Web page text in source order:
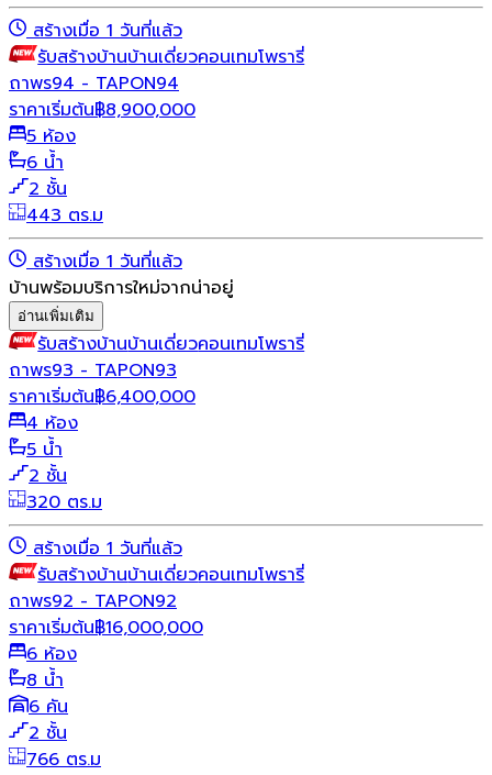
สร้างเมื่อ 1 วันที่แล้ว
รับสร้างบ้านบ้านเดี่ยวคอนเทมโพรารี่
ถาพร94 - TAPON94
ราคาเริ่มต้น฿8,900,000
5 ห้อง
6 น้ำ
2 ชั้น
443 ตร.ม
สร้างเมื่อ 1 วันที่แล้ว
บ้านพร้อมบริการใหม่จากน่าอยู่
อ่านเพิ่มเติม
รับสร้างบ้านบ้านเดี่ยวคอนเทมโพรารี่
ถาพร93 - TAPON93
ราคาเริ่มต้น฿6,400,000
4 ห้อง
5 น้ำ
2 ชั้น
320 ตร.ม
สร้างเมื่อ 1 วันที่แล้ว
รับสร้างบ้านบ้านเดี่ยวคอนเทมโพรารี่
ถาพร92 - TAPON92
ราคาเริ่มต้น฿16,000,000
6 ห้อง
8 น้ำ
6 คัน
2 ชั้น
766 ตร.ม